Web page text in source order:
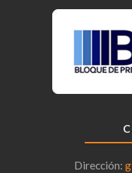
Dirección: